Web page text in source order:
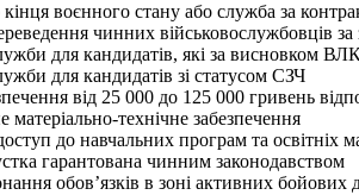
кінця воєнного стану або служба за
чинних військовослужбовців
для кандидатів, які за висновком
для кандидатів зі статусом СЗЧ
від 25 000 до 125 000 гривень
матеріально-технічне забезпечення
до навчальних програм та освітніх
гарантована чинним законодавством
обовʼязків в зоні активних